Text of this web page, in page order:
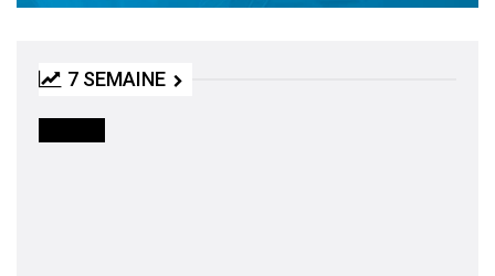
7 SEMAINE